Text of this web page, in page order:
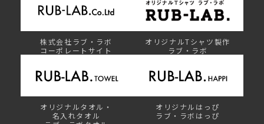
株式会社ラブ・ラボ
コーポレートサイト
オリジナルTシャツ製作
ラブ・ラボ
オリジナルタオル・
名入れタオル
オリジナルはっぴ
ラブ・ラボはっぴ